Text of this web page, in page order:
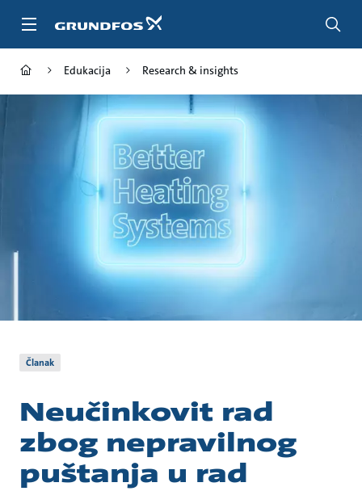
Edukacija Research & insights
Članak
Neučinkovit rad
zbog nepravilnog
puštanja u rad